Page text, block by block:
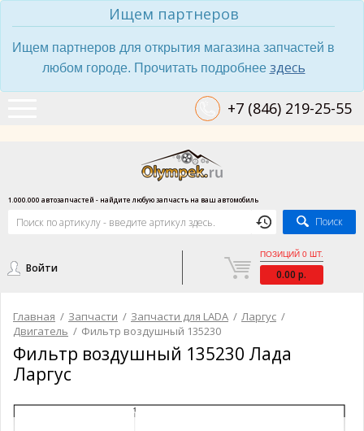
Ищем партнеров
Ищем партнеров для открытия магазина запчастей в
любом городе. Прочитать подробнее здесь
+7 (846) 219-25-55
1.000.000 автозапчастей - найдите любую запчасть на ваш автомобиль
Поиск
Войти
ПОЗИЦИЙ 0 ШТ.
0.00 р.
Главная / Запчасти / Запчасти для LADA / Ларгус /
Двигатель / Фильтр воздушный 135230
Фильтр воздушный 135230 Лада
Ларгус